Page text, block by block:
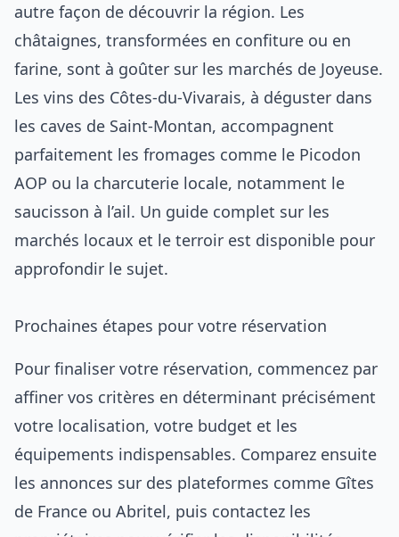
autre façon de découvrir la région. Les
châtaignes, transformées en confiture ou en
farine, sont à goûter sur les marchés de Joyeuse.
Les vins des Côtes-du-Vivarais, à déguster dans
les caves de Saint-Montan, accompagnent
parfaitement les fromages comme le Picodon
AOP ou la charcuterie locale, notamment le
saucisson à l’ail. Un guide complet sur les
marchés locaux et le terroir est disponible pour
approfondir le sujet.
Prochaines étapes pour votre réservation
Pour finaliser votre réservation, commencez par
affiner vos critères en déterminant précisément
votre localisation, votre budget et les
équipements indispensables. Comparez ensuite
les annonces sur des plateformes comme Gîtes
de France ou Abritel, puis contactez les